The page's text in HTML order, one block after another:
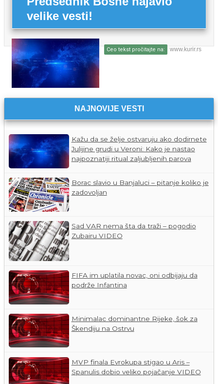
velike vesti!
Ceo tekst pročitajte na: www.kurir.rs
NAJNOVIJE VESTI
Kažu da se želje ostvaruju ako dodirnete
Julijine grudi u Veroni: Kako je nastao
najpoznatiji ritual zaljubljenih parova
Borac slavio u Banjaluci – pitanje koliko je
zadovoljan
Sad VAR nema šta da traži – pogodio
Zubairu VIDEO
FIFA im uplatila novac, oni odbijaju da
podrže Infantina
Minimalac dominantne Rijeke, šok za
Škendiju na Ostrvu
MVP finala Evrokupa stigao u Aris –
Spanulis dobio veliko pojačanje VIDEO